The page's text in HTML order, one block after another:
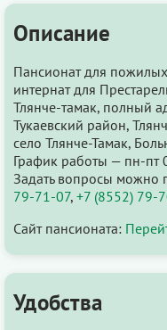
Описание
Пансионат для
интернат для
Тлянче-тамак, полный
Тукаевский район,
село Тлянче-Тамак,
График работы — пн-пт
Задать вопросы можно
79-71-07, +7 (8552) 79-
Сайт пансионата:
Удобства